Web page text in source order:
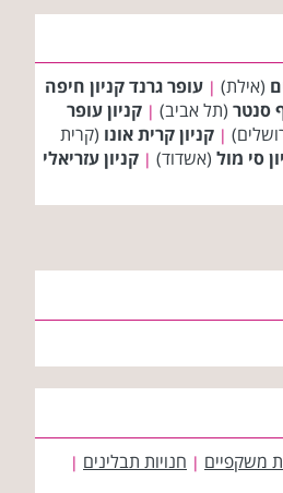
(אילת) | עופר גרנד קניון חיפה
סנטר (תל אביב) | קניון עופר
| קניון קרית אונו (קרית
סי מול (אשדוד) | קניון עזריאלי
משקפיים | חנויות תבלינים |